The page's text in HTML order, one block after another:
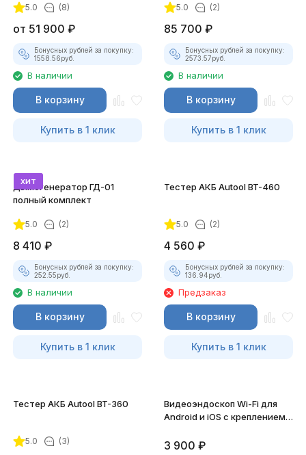
5.0 (8)
от 51 900 ₽
Бонусных рублей за покупку:
1558.56руб.
В наличии
В корзину
Купить в 1 клик
5.0 (2)
85 700 ₽
Бонусных рублей за покупку:
2573.57руб.
В наличии
В корзину
Купить в 1 клик
хит
Дымогенератор ГД-01
полный комплект
5.0 (2)
8 410 ₽
Бонусных рублей за покупку:
252.55руб.
В наличии
В корзину
Купить в 1 клик
Тестер АКБ Autool BT-460
5.0 (2)
4 560 ₽
Бонусных рублей за покупку:
136.94руб.
Предзаказ
В корзину
Купить в 1 клик
Тестер АКБ Autool BT-360
5.0 (3)
Видеоэндоскоп Wi-Fi для
Android и iOS с креплением
3 900 ₽